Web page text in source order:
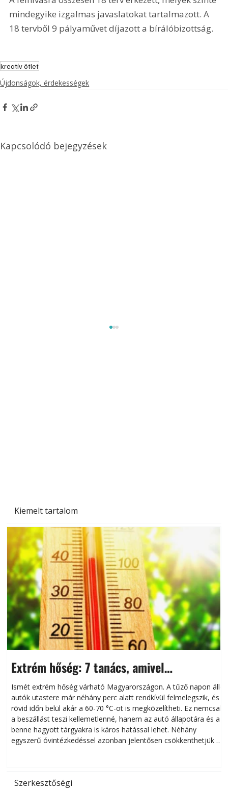
Kiemelt tartalom
Extrém hőség: 7 tanács, amivel
megóvhatjuk autónkat a nyári károktól
Ismét extrém hőség várható Magyarországon. A tűző napon álló
autók utastere már néhány perc alatt rendkívül felmelegszik, és
rövid időn belül akár a 60-70 °C-ot is megközelítheti. Ez nemcsak
a beszállást teszi kellemetlenné, hanem az autó állapotára és a
benne hagyott tárgyakra is káros hatással lehet. Néhány
egyszerű óvintézkedéssel azonban jelentősen csökkenthetjük a
Szerkesztőségi
mindegyike izgalmas javaslatokat tartalmazott. A
18 tervből 9 pályaművet díjazott a bírálóbizottság.
kreatív ötlet
Újdonságok, érdekességek
Kapcsolódó bejegyzések